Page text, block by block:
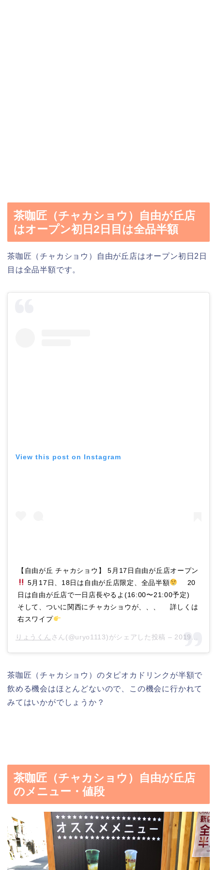
茶咖匠（チャカショウ）自由が丘店
はオープン初日2日目は全品半額
茶咖匠（チャカショウ）自由が丘店はオープン初日2日
目は全品半額です。
View this post on Instagram
【自由が丘 チャカショウ】 5月17日自由が丘店オープン
5月17日、18日は自由が丘店限定、全品半額
⠀ 20
日は自由が丘店で一日店長やるよ(16:00〜21:00予定) ⠀
そして、ついに関西にチャカショウが、、、 ⠀ 詳しくは
右スワイプ
りょうくん さん(@uryo1113)がシェアした投稿 – 2019年 5月月16日午前3時59分PDT
茶咖匠（チャカショウ）のタピオカドリンクが半額で
飲める機会はほとんどないので、この機会に行かれて
みてはいかがでしょうか？
茶咖匠（チャカショウ）自由が丘店
のメニュー・値段